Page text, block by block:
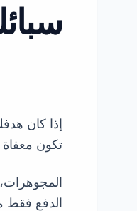
إذا كان
تكون
الدفع فقط